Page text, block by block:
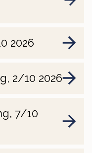
2026
2/10 2026
7/10